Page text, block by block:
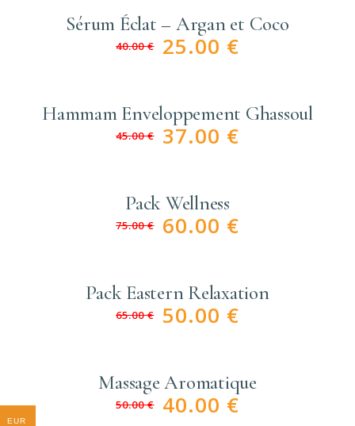
Sérum Éclat – Argan et Coco
40.00€ 25.00 €
Hammam Enveloppement Ghassoul
45.00€ 37.00 €
Pack Wellness
75.00€ 60.00 €
Pack Eastern Relaxation
65.00€ 50.00 €
Massage Aromatique
50.00€ 40.00 €
EUR